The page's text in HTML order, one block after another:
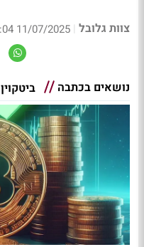
צוות גלובל |
11/07/2025 21:04
נושאים בכתבה ביטקוין